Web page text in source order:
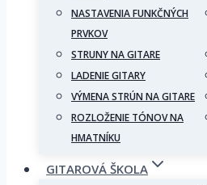
NASTAVENIA FUNKČNÝCH
PRVKOV
STRUNY NA GITARE
LADENIE GITARY
VÝMENA STRÚN NA GITARE
ROZLOŽENIE TÓNOV NA
HMATNÍKU
GITAROVÁ ŠKOLA